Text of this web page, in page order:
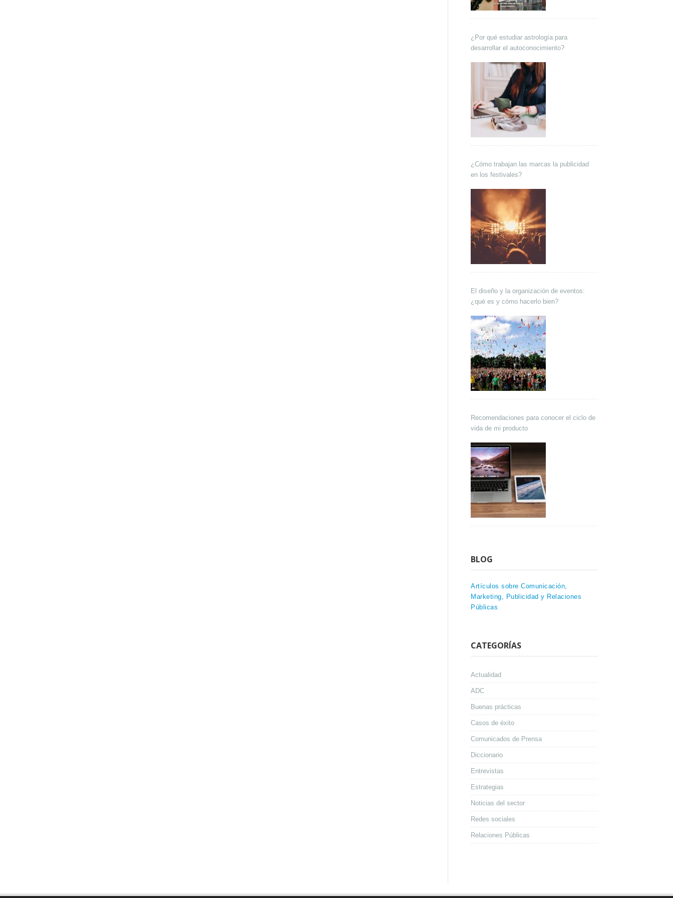
¿Por qué estudiar astrología para
desarrollar el autoconocimiento?
¿Cómo trabajan las marcas la publicidad
en los festivales?
El diseño y la organización de eventos:
¿qué es y cómo hacerlo bien?
Recomendaciones para conocer el ciclo de
vida de mi producto
BLOG
Artículos sobre Comunicación,
Marketing, Publicidad y Relaciones
Públicas
CATEGORÍAS
Actualidad
ADC
Buenas prácticas
Casos de éxito
Comunicados de Prensa
Diccionario
Entrevistas
Estrategias
Noticias del sector
Redes sociales
Relaciones Públicas